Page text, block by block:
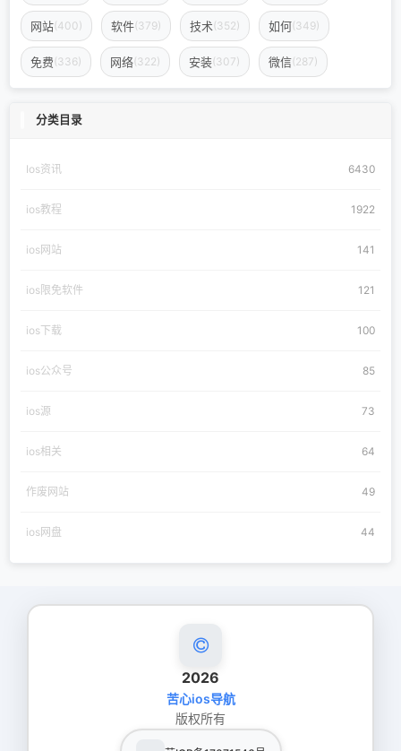
网站(400) 软件(379) 技术(352) 如何(349)
免费(336) 网络(322) 安装(307) 微信(287)
分类目录
Ios资讯 6430
ios教程 1922
ios网站 141
ios限免软件 121
ios下载 100
ios公众号 85
ios源 73
ios相关 64
作废网站 49
ios网盘 44
2026
苦心ios导航
版权所有